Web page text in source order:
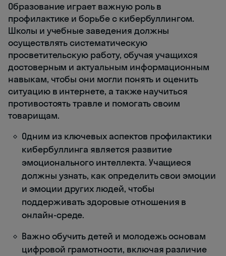
Образование играет важную роль в
профилактике и борьбе с кибербуллингом.
Школы и учебные заведения должны
осуществлять систематическую
просветительскую работу, обучая учащихся
достоверным и актуальным информационным
навыкам, чтобы они могли понять и оценить
ситуацию в интернете, а также научиться
противостоять травле и помогать своим
товарищам.
Одним из ключевых аспектов профилактики
кибербуллинга является развитие
эмоционального интеллекта. Учащиеся
должны узнать, как определить свои эмоции
и эмоции других людей, чтобы
поддерживать здоровые отношения в
онлайн-среде.
Важно обучить детей и молодежь основам
цифровой грамотности, включая различие